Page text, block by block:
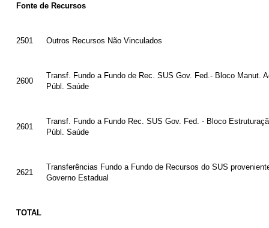
Fonte de Recursos
2501 Outros Recursos Não Vinculados
2600
Transf. Fundo a Fundo de Rec. SUS Gov. Fed.- Bloco Manut.
Públ. Saúde
2601
Transf. Fundo a Fundo Rec. SUS Gov. Fed. - Bloco
Públ. Saúde
2621
Transferências Fundo a Fundo de Recursos do SUS
Governo Estadual
TOTAL